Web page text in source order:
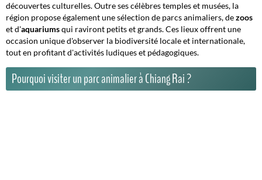
découvertes culturelles. Outre ses célèbres temples et musées, la
région propose également une sélection de parcs animaliers, dezoos
et d'aquariumsqui raviront petits et grands. Ces lieux offrent une
occasion unique d'observer la biodiversité locale et internationale,
tout en profitant d'activités ludiques et pédagogiques.
Pourquoi visiter un parc animalier à Chiang Rai ?